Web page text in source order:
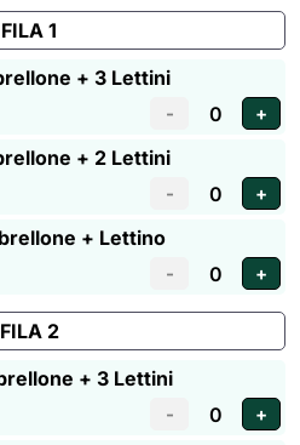
FILA 1
+ 3 Lettini
+ 2 Lettini
+ Lettino
FILA 2
+ 3 Lettini